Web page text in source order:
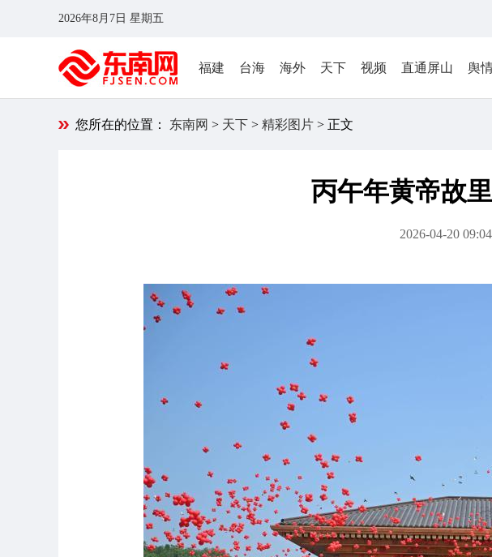
2026年8月7日 星期五
福建 台海 海外 天下 视频 直通屏山 舆
您所在的位置： 东南网 > 天下 > 精彩图片 > 正文
丙午年黄帝故
2026-04-20 09:04